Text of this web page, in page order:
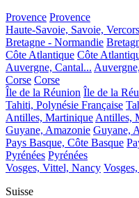
Provence Provence
Haute-Savoie, Savoie,
Bretagne - Normandie
Côte Atlantique Côte
Auvergne, Cantal...
Corse Corse
Île de la Réunion Île de la
Tahiti, Polynésie Française
Antilles, Martinique Antilles,
Guyane, Amazonie Guyane,
Pays Basque, Côte Basque
Pyrénées Pyrénées
Vosges, Vittel, Nancy
Suisse